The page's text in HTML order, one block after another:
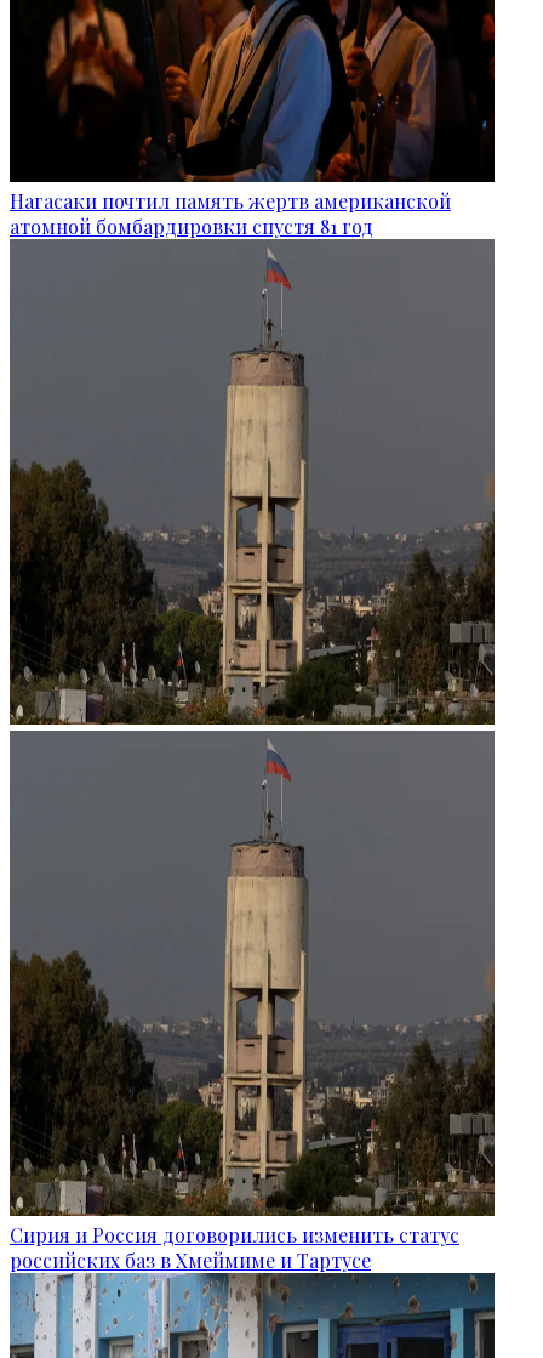
Нагасаки почтил память жертв американской
атомной бомбардировки спустя 81 год
Сирия и Россия договорились изменить статус
российских баз в Хмеймиме и Тартусе